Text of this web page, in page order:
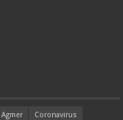
Agmer
Coronavirus